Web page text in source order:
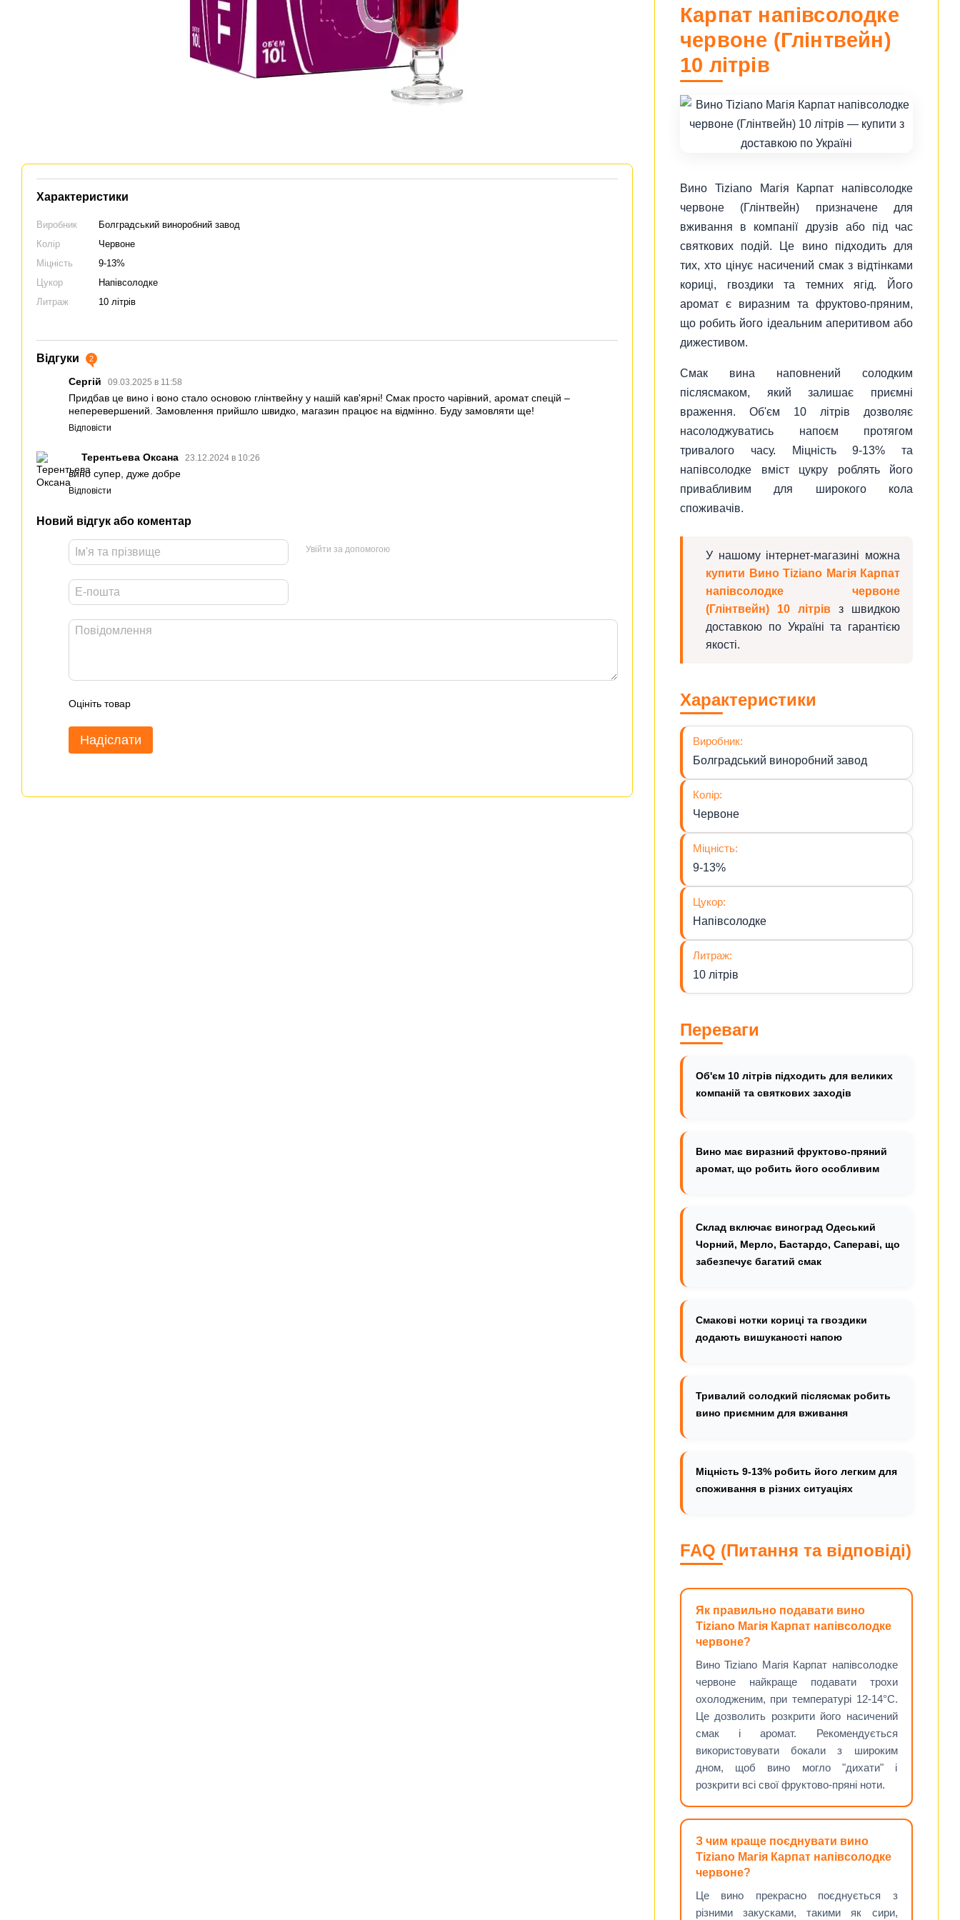
Карпат напівсолодке
червоне (Глінтвейн)
10 літрів
Вино Tiziano Магія Карпат напівсолодке
червоне (Глінтвейн) призначене для
вживання в компанії друзів або під час
святкових подій. Це вино підходить для
тих, хто цінує насичений смак з відтінками
кориці, гвоздики та темних ягід. Його
аромат є виразним та фруктово-пряним,
що робить його ідеальним аперитивом або
дижестивом.
Смак вина наповнений солодким
післясмаком, який залишає приємні
враження. Об'єм 10 літрів дозволяє
насолоджуватись напоєм протягом
тривалого часу. Міцність 9-13% та
напівсолодке вміст цукру роблять його
привабливим для широкого кола
споживачів.
У нашому інтернет-магазині можна
купити Вино Tiziano Магія Карпат
напівсолодке червоне
(Глінтвейн) 10 літрів з швидкою
доставкою по Україні та гарантією
якості.
Характеристики
Виробник:
Болградський виноробний завод
Колір:
Червоне
Міцність:
9-13%
Цукор:
Напівсолодке
Литраж:
10 літрів
Переваги
Об'єм 10 літрів підходить для великих
компаній та святкових заходів
Вино має виразний фруктово-пряний
аромат, що робить його особливим
Склад включає виноград Одеський
Чорний, Мерло, Бастардо, Сапераві, що
забезпечує багатий смак
Смакові нотки кориці та гвоздики
додають вишуканості напою
Тривалий солодкий післясмак робить
вино приємним для вживання
Міцність 9-13% робить його легким для
споживання в різних ситуаціях
FAQ (Питання та відповіді)
Як правильно подавати вино
Tiziano Магія Карпат напівсолодке
червоне?
Вино Tiziano Магія Карпат напівсолодке
червоне найкраще подавати трохи
охолодженим, при температурі 12-14°C.
Це дозволить розкрити його насичений
смак і аромат. Рекомендується
використовувати бокали з широким
дном, щоб вино могло "дихати" і
розкрити всі свої фруктово-пряні ноти.
З чим краще поєднувати вино
Tiziano Магія Карпат напівсолодке
червоне?
Це вино прекрасно поєднується з
різними закусками, такими як сири,
Характеристики
Виробник
Болградський виноробний завод
Колір
Червоне
Міцність
9-13%
Цукор
Напівсолодке
Литраж
10 літрів
Відгуки 2
Сергій 09.03.2025 в 11:58
Придбав це вино і воно стало основою глінтвейну у нашій кав'ярні! Смак просто чарівний, аромат спецій –
неперевершений. Замовлення прийшло швидко, магазин працює на відмінно. Буду замовляти ще!
Відповісти
Терентьева Оксана 23.12.2024 в 10:26
вино супер, дуже добре
Відповісти
Новий відгук або коментар
Увійти за допомогою
Оцініть товар
Надіслати